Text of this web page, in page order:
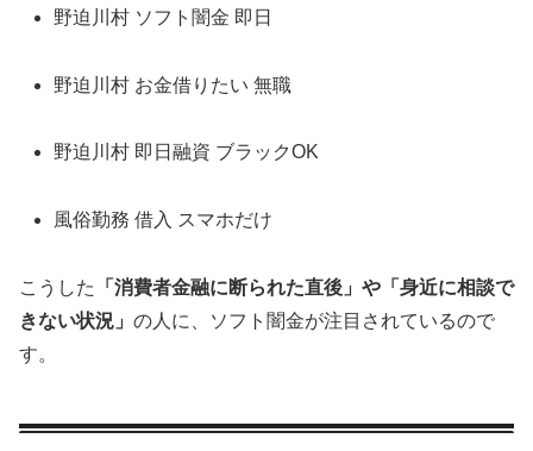
野迫川村 ソフト闇金 即日
野迫川村 お金借りたい 無職
野迫川村 即日融資 ブラックOK
風俗勤務 借入 スマホだけ
こうした
「消費者金融に断られた直後」や「身近に相談で
きない状況」 の人に、ソフト闇金が注目されているので
す。